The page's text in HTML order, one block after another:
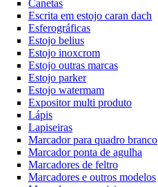
Canetas
Escrita em estojo caran dach
Esferográficas
Estojo belius
Estojo inoxcrom
Estojo outras marcas
Estojo parker
Estojo watermam
Expositor multi produto
Lápis
Lapiseiras
Marcador para quadro branco
Marcador ponta de agulha
Marcadores de feltro
Marcadores e outros modelos